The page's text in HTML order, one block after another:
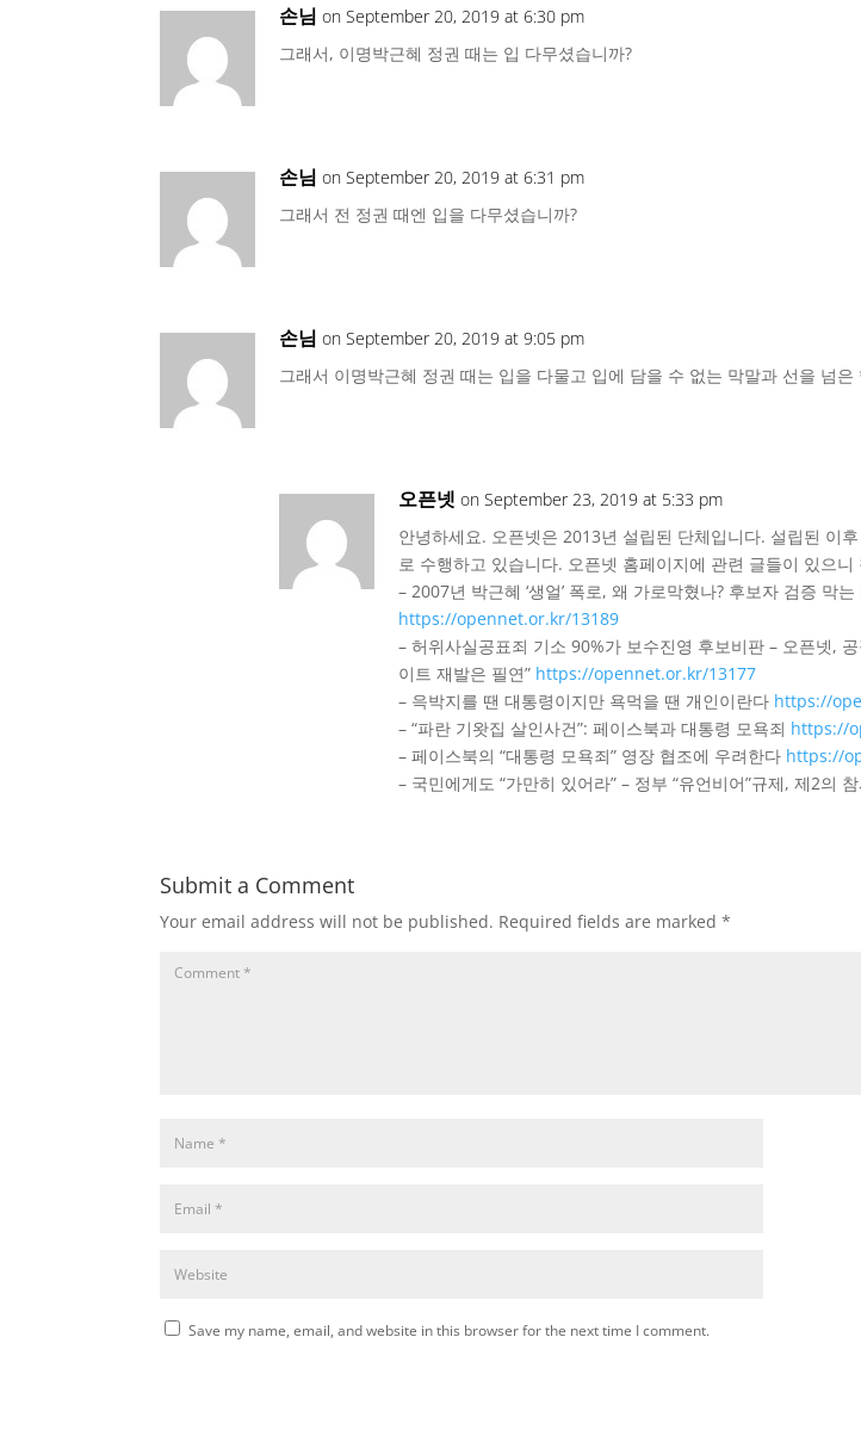
손님 on September 20, 2019 at 6:30 pm
그래서, 이명박근혜 정권 때는 입 다무셨습니까?
손님 on September 20, 2019 at 6:31 pm
그래서 전 정권 때엔 입을 다무셨습니까?
손님 on September 20, 2019 at 9:05 pm
그래서 이명박근혜 정권 때는 입을 다물고 입에 담을 수 없는 막말과 선을 넘
오픈넷 on September 23, 2019 at 5:33 pm
안녕하세요. 오픈넷은 2013년 설립된 단체입니다. 설립된 이
로 수행하고 있습니다. 오픈넷 홈페이지에 관련 글들이 있으
– 2007년 박근혜 ‘생얼’ 폭로, 왜 가로막혔나? 후보자 검증 막
https://opennet.or.kr/13189
– 허위사실공표죄 기소 90%가 보수진영 후보비판 – 오픈넷,
이트 재발은 필연” https://opennet.or.kr/13177
– 윽박지를 땐 대통령이지만 욕먹을 땐 개인이란다 https://
– “파란 기왓집 살인사건”: 페이스북과 대통령 모욕죄 https://
– 페이스북의 “대통령 모욕죄” 영장 협조에 우려한다 https://
– 국민에게도 “가만히 있어라” – 정부 “유언비어”규제, 제2의
Submit a Comment
Your email address will not be published. Required fields are marked*
Save my name, email, and website in this browser for the next time I comment.